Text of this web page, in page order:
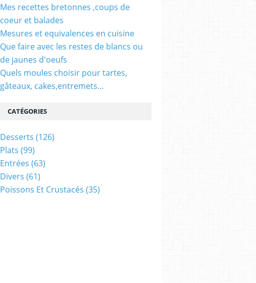
Mes recettes bretonnes ,coups de
coeur et balades
Mesures et equivalences en cuisine
Que faire avec les restes de blancs ou
de jaunes d'oeufs
Quels moules choisir pour tartes,
gâteaux, cakes,entremets...
CATÉGORIES
Desserts (126)
Plats (99)
Entrées (63)
Divers (61)
Poissons Et Crustacés (35)